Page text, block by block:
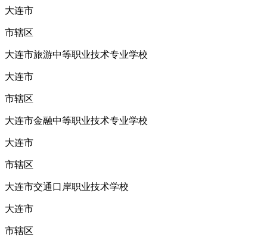
大连市
市辖区
大连市旅游中等职业技术专业学校
大连市
市辖区
大连市金融中等职业技术专业学校
大连市
市辖区
大连市交通口岸职业技术学校
大连市
市辖区